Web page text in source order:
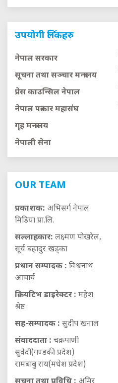
उपयोगी लिंकहरु
नेपाल सरकार
सूचना तथा सञ्चार मन्त्रालय
प्रेस काउन्सिल नेपाल
नेपाल पत्रकार महासंघ
गृह मन्त्रालय
नेपाली सेना
OUR TEAM
प्रकाशक: अभिसर्ग नेपाल
मिडिया प्रा.लि.
सल्लाहकार: लक्ष्मण पोखरेल,
सूर्य बहादुर खड्का
प्रधान सम्पादक : विश्वनाथ
आचार्य
क्रियटिभ डाइरेक्टर : महेश
श्रेष्ठ
सह-सम्पादक : सुदीप खनाल
संवाददाता : चक्रपाणी
सुवेदी(गण्डकी प्रदेश)
रामबाबु राय(मधेश प्रदेश)